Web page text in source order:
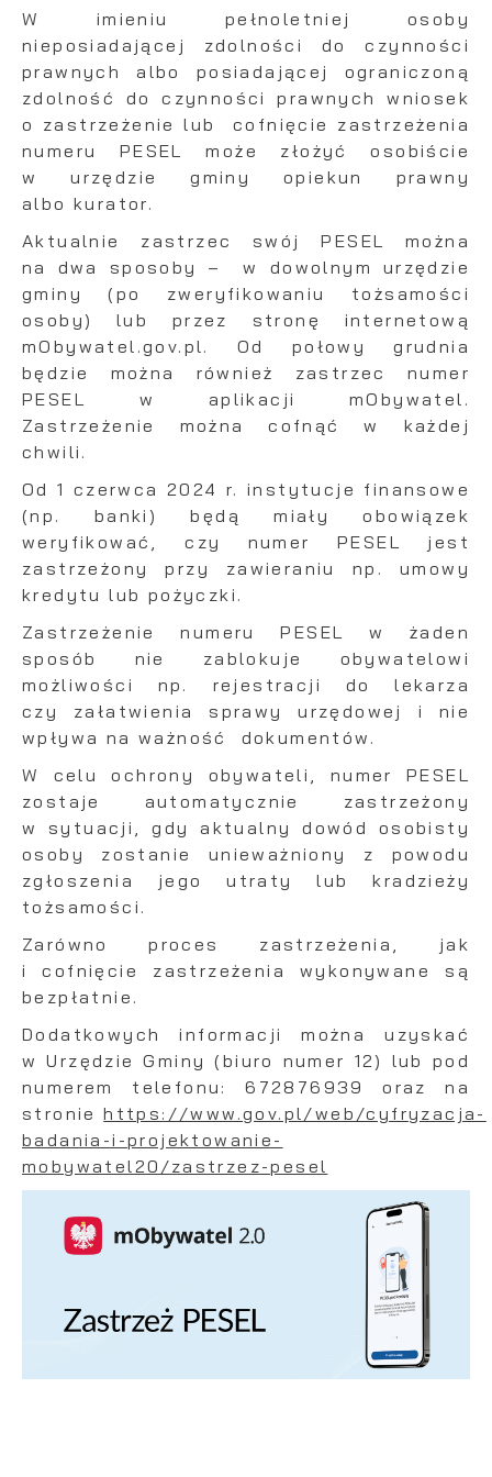
W imieniu pełnoletniej osoby
nieposiadającej zdolności do czynności
prawnych albo posiadającej ograniczoną
zdolność do czynności prawnych wniosek
o zastrzeżenie lub cofnięcie zastrzeżenia
numeru PESEL może złożyć osobiście
w urzędzie gminy opiekun prawny
albo kurator.
Aktualnie zastrzec swój PESEL można
na dwa sposoby – w dowolnym urzędzie
gminy (po zweryfikowaniu tożsamości
osoby) lub przez stronę internetową
mObywatel.gov.pl. Od połowy grudnia
będzie można również zastrzec numer
PESEL w aplikacji mObywatel.
Zastrzeżenie można cofnąć w każdej
chwili.
Od 1 czerwca 2024 r. instytucje finansowe
(np. banki) będą miały obowiązek
weryfikować, czy numer PESEL jest
zastrzeżony przy zawieraniu np. umowy
kredytu lub pożyczki.
Zastrzeżenie numeru PESEL w żaden
sposób nie zablokuje obywatelowi
możliwości np. rejestracji do lekarza
czy załatwienia sprawy urzędowej i nie
wpływa na ważność dokumentów.
W celu ochrony obywateli, numer PESEL
zostaje automatycznie zastrzeżony
w sytuacji, gdy aktualny dowód osobisty
osoby zostanie unieważniony z powodu
zgłoszenia jego utraty lub kradzieży
tożsamości.
Zarówno proces zastrzeżenia, jak
i cofnięcie zastrzeżenia wykonywane są
bezpłatnie.
Dodatkowych informacji można uzyskać
w Urzędzie Gminy (biuro numer 12) lub pod
numerem telefonu: 672876939 oraz na
stroniehttps://www.gov.pl/web/cyfryzacja-
badania-i-projektowanie-
mobywatel20/zastrzez-pesel
Wyrażenie zgody na analityczne pliki cookies
gwarantuje dostępność wszystkich
funkcjonalności.
Promocyjne pliki cookies służą do
prezentowania Ci naszych komunikatów na
podstawie analizy Twoich upodobań oraz
Twoich zwyczajów dotyczących przeglądanej
witryny internetowej. Treści promocyjne mogą
pojawić się na stronach podmiotów trzecich
lub firm będących naszymi partnerami oraz
innych dostawców usług. Firmy te działają w
charakterze pośredników prezentujących nasze
komunikatów mediów społecznościowych.
Więcej